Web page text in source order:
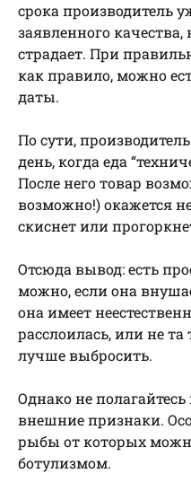
срока производитель
заявленного качества,
страдает. При
как правило, можно
даты.
По сути,
день, когда еда
После него товар
возможно!) окажется
скиснет или
Отсюда вывод: есть
можно, если она
она имеет
расслоилась, или не та
лучше выбросить.
Однако не
внешние признаки.
рыбы от которых
ботулизмом.